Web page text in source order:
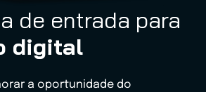
de entrada para
digital
a oportunidade do